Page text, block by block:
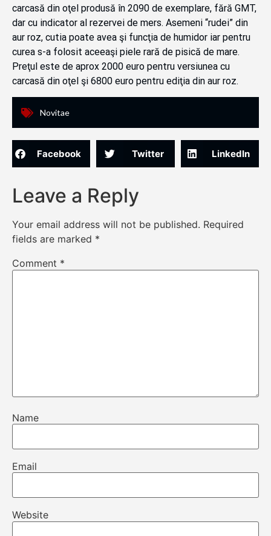
carcasă din oţel produsă în 2090 de exemplare, fără GMT,
dar cu indicator al rezervei de mers. Asemeni “rudei” din
aur roz, cutia poate avea şi funcţia de humidor iar pentru
curea s-a folosit aceeaşi piele rară de pisică de mare.
Preţul este de aprox 2000 euro pentru versiunea cu
carcasă din oţel şi 6800 euro pentru ediţia din aur roz.
Novitae
Facebook Twitter LinkedIn
Leave a Reply
Your email address will not be published. Required
fields are marked *
Comment *
Name
Email
Website